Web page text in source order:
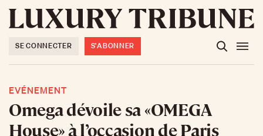
SE CONNECTER S'ABONNER
EVÉNEMENT
Omega dévoile sa «OMEGA
House» à l’occasion de Paris